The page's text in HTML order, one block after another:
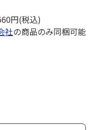
円(税込)
社の商品のみ同梱可能